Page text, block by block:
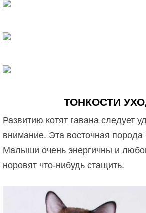
ТОНКОСТИ
Развитию котят гавана следует
внимание. Эта восточная порода
Малыши очень энергичны и
норовят что-нибудь стащить.